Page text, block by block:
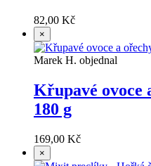
82,00 Kč
×
Marek H. objednal
Křupavé ovoce
180 g
169,00 Kč
×